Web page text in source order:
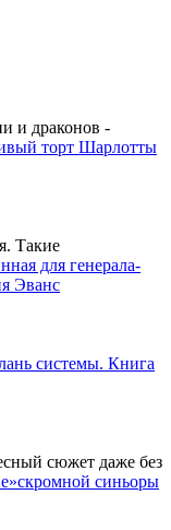
и драконов -
торт Шарлотты
Такие
для генерала-
Эванс
системы. Книга
сюжет даже без
синьоры